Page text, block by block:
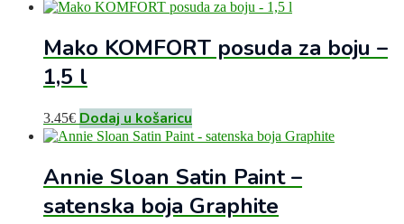
Mako KOMFORT posuda za boju –
1,5 l
3.45€ Dodaj u košaricu
Annie Sloan Satin Paint –
satenska boja Graphite